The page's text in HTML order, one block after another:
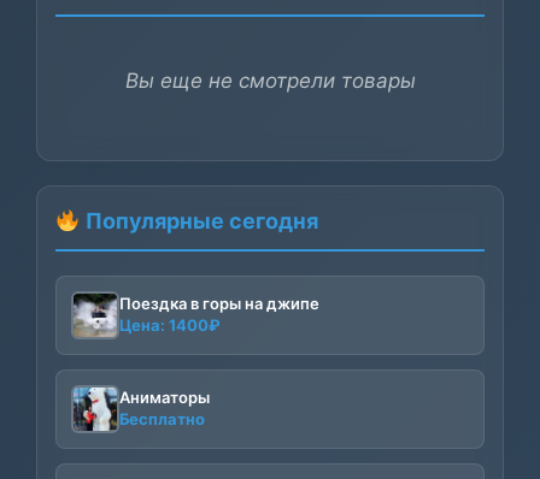
Вы еще не смотрели товары
Популярные сегодня
Поездка в горы на джипе
Цена: 1400₽
Аниматоры
Бесплатно